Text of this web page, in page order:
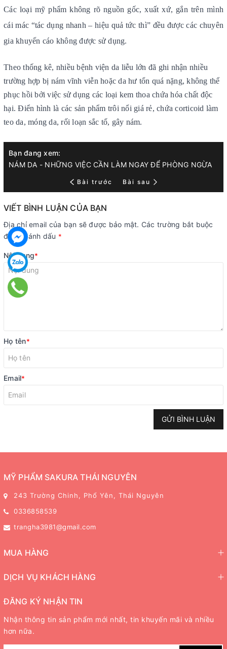
Các loại mỹ phẩm không rõ nguồn gốc, xuất xứ, gắn trên mình
cái mác “tác dụng nhanh – hiệu quả tức thì” đều được các chuyên
gia khuyến cáo không được sử dụng.
Theo thống kê, nhiều bệnh viện da liễu lớn đã ghi nhận nhiều
trường hợp bị nám vĩnh viễn hoặc da hư tổn quá nặng, không thể
phục hồi bởi việc sử dụng các loại kem thoa chứa hóa chất độc
hại. Điển hình là các sản phẩm trôi nổi giá rẻ, chứa corticoid làm
teo da, móng da, rối loạn sắc tố, gây nám.
Bạn đang xem:
NÁM DA - NHỮNG VIỆC CẦN LÀM NGAY ĐỂ PHÒNG NGỪA
Bài trước Bài sau
VIẾT BÌNH LUẬN CỦA BẠN
Địa chỉ email của bạn sẽ được bảo mật. Các trường bắt buộc
được đánh dấu *
Nội dung*
Họ tên*
Email*
GỬI BÌNH LUẬN
MỸ PHẨM SAKURA THÁI NGUYÊN
243 Trường Chinh, Phổ Yên, Thái Nguyên
0336858539
trangha3981@gmail.com
MUA HÀNG
DỊCH VỤ KHÁCH HÀNG
ĐĂNG KÝ NHẬN TIN
Nhận thông tin sản phẩm mới nhất, tin khuyến mãi và nhiều
hơn nữa.